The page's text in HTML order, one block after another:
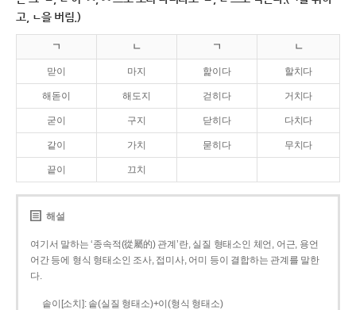
고, ㄴ을 버림.)
ㄱ ㄴ ㄱ ㄴ
맏이 마지 핥이다 할치다
해돋이 해도지 걷히다 거치다
굳이 구지 닫히다 다치다
같이 가치 묻히다 무치다
끝이 끄치
해설
여기서 말하는 ‘종속적(從屬的) 관계’란, 실질 형태소인 체언, 어근, 용언
어간 등에 형식 형태소인 조사, 접미사, 어미 등이 결합하는 관계를 말한
다.
솥이[소치]: 솥(실질 형태소)+이(형식 형태소)